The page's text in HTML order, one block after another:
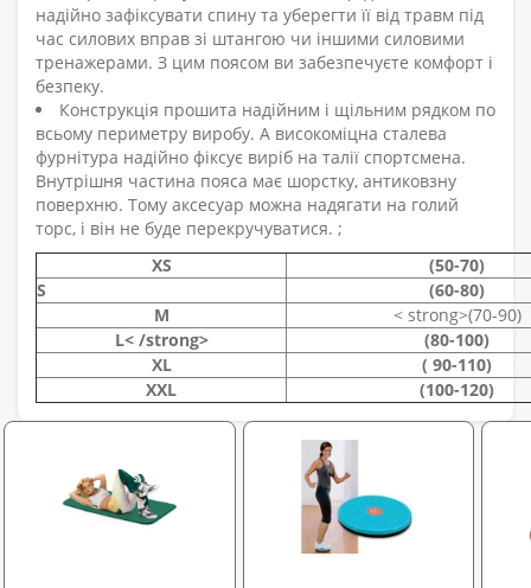
надійно зафіксувати спину та уберегти її від травм під
час силових вправ зі штангою чи іншими силовими
тренажерами. З цим поясом ви забезпечуєте комфорт і
безпеку.
Конструкція прошита надійним і щільним рядком по
всьому периметру виробу. А високоміцна сталева
фурнітура надійно фіксує виріб на талії спортсмена.
Внутрішня частина пояса має шорстку, антиковзну
поверхню. Тому аксесуар можна надягати на голий
торс, і він не буде перекручуватися. ;
XS
(50-70)
S
(60-80)
M
< strong>(70-90)
L< /strong>
(80-100)
XL
( 90-110)
XXL
(100-120)